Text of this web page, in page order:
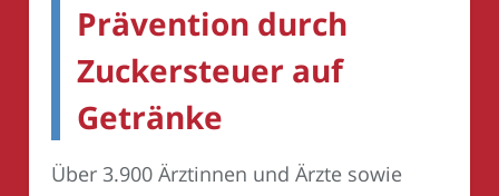
Prävention durch
Zuckersteuer auf
Getränke
Über 3.900 Ärztinnen und Ärzte sowie